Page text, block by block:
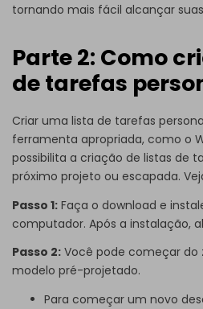
tornando mais fácil alcançar
Parte 2: Como
de tarefas
Criar uma lista de tarefas
ferramenta apropriada, como o
possibilita a criação de listas de
próximo projeto ou escapada.
Passo 1: Faça o download e
computador. Após a instalação,
Passo 2: Você pode começar do
modelo pré-projetado.
Para começar um novo